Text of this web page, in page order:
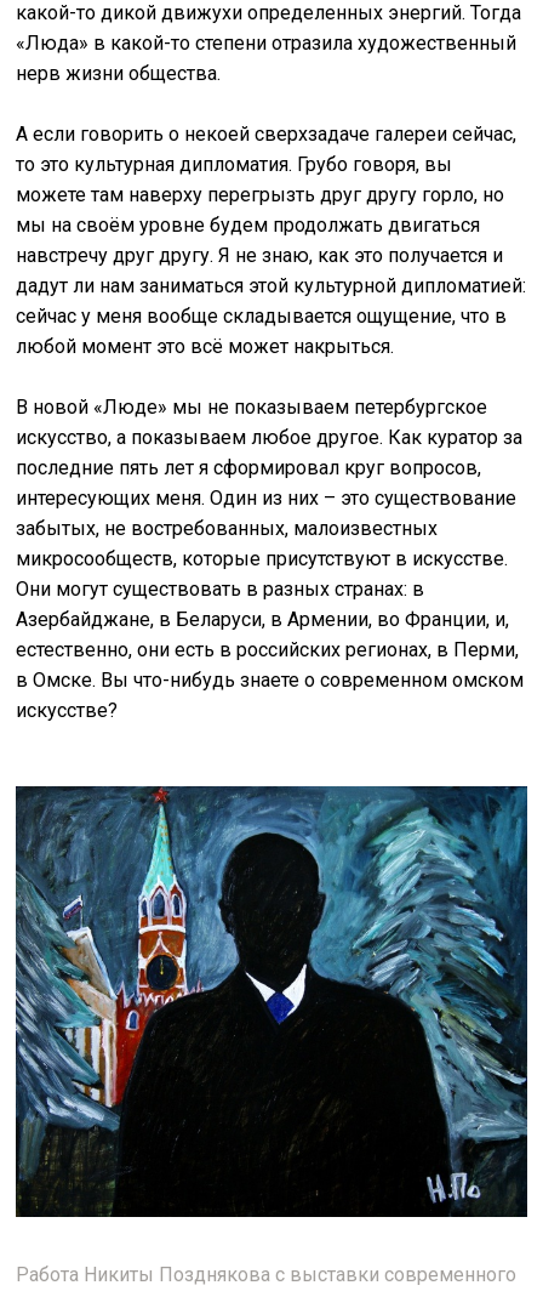
какой-то дикой движухи определенных энергий. Тогда
«Люда» в какой-то степени отразила художественный
нерв жизни общества.
А если говорить о некоей сверхзадаче галереи сейчас,
то это культурная дипломатия. Грубо говоря, вы
можете там наверху перегрызть друг другу горло, но
мы на своём уровне будем продолжать двигаться
навстречу друг другу. Я не знаю, как это получается и
дадут ли нам заниматься этой культурной дипломатией:
сейчас у меня вообще складывается ощущение, что в
любой момент это всё может накрыться.
В новой «Люде» мы не показываем петербургское
искусство, а показываем любое другое. Как куратор за
последние пять лет я сформировал круг вопросов,
интересующих меня. Один из них – это существование
забытых, не востребованных, малоизвестных
микросообществ, которые присутствуют в искусстве.
Они могут существовать в разных странах: в
Азербайджане, в Беларуси, в Армении, во Франции, и,
естественно, они есть в российских регионах, в Перми,
в Омске. Вы что-нибудь знаете о современном омском
искусстве?
Работа Никиты Позднякова с выставки современного